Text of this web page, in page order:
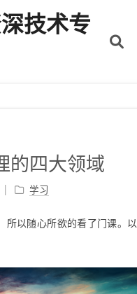
技术专
的四大领域
学习
所以随心所欲的看了门课。以